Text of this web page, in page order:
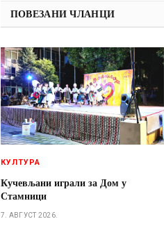
ПОВЕЗАНИ ЧЛАНЦИ
КУЛТУРА
Кучевљани играли за Дом у
Стамници
7. АВГУСТ 2026.